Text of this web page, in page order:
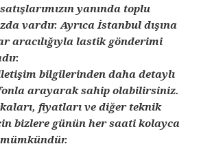
yanında toplu
vardır. Ayrıca İstanbul dışına
aracılığıyla lastik gönderimi
bilgilerinden daha detaylı
arayarak sahip olabilirsiniz.
fiyatları ve diğer teknik
bizlere günün her saati kolayca